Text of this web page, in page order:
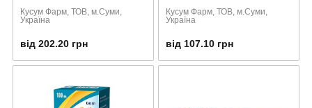
Кусум Фарм, ТОВ, м.Суми,
Україна
від 202.20 грн
Кусум Фарм, ТОВ, м.Суми,
Україна
від 107.10 грн